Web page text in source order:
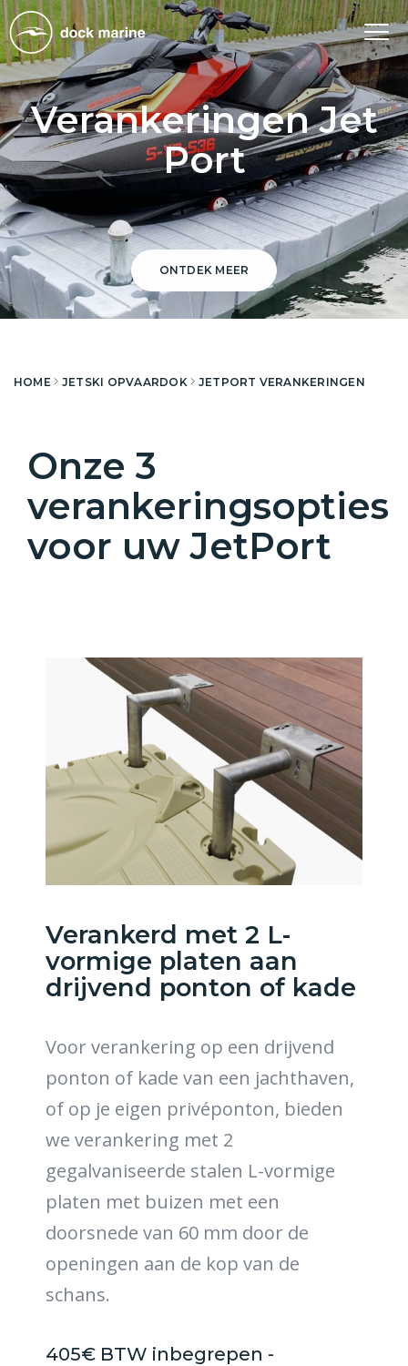
Verankeringen Jet
Port
ONTDEK MEER
HOME JETSKI OPVAARDOK JETPORT VERANKERINGEN
Onze 3
verankeringsopties
voor uw JetPort
Verankerd met 2 L-
vormige platen aan
drijvend ponton of kade
Voor verankering op een drijvend
ponton of kade van een jachthaven,
of op je eigen privéponton, bieden
we verankering met 2
gegalvaniseerde stalen L-vormige
platen met buizen met een
doorsnede van 60 mm door de
openingen aan de kop van de
schans.
405€ BTW inbegrepen -